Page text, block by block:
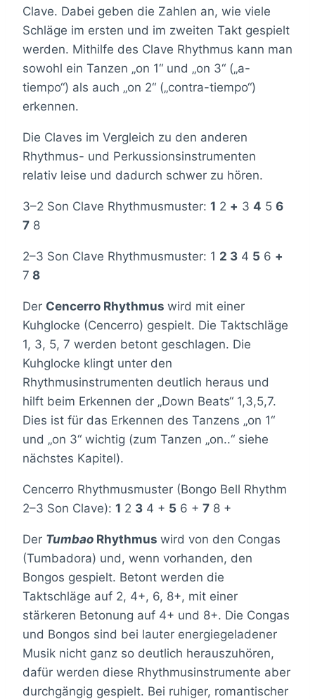
Clave. Dabei geben die Zahlen an, wie viele
Schläge im ersten und im zweiten Takt gespielt
werden. Mithilfe des Clave Rhythmus kann man
sowohl ein Tanzen „on 1“ und „on 3“ („a-
tiempo“) als auch „on 2“ („contra-tiempo“)
erkennen.
Die Claves im Vergleich zu den anderen
Rhythmus- und Perkussionsinstrumenten
relativ leise und dadurch schwer zu hören.
3–2 Son Clave Rhythmusmuster: 1 2 + 3 4 5 6
7 8
2–3 Son Clave Rhythmusmuster: 1 2 3 4 5 6 +
7 8
Der Cencerro Rhythmus wird mit einer
Kuhglocke (Cencerro) gespielt. Die Taktschläge
1, 3, 5, 7 werden betont geschlagen. Die
Kuhglocke klingt unter den
Rhythmusinstrumenten deutlich heraus und
hilft beim Erkennen der „Down Beats“ 1,3,5,7.
Dies ist für das Erkennen des Tanzens „on 1“
und „on 3“ wichtig (zum Tanzen „on..“ siehe
nächstes Kapitel).
Cencerro Rhythmusmuster (Bongo Bell Rhythm
2–3 Son Clave): 1 2 3 4 + 5 6 + 7 8 +
Der Tumbao Rhythmus wird von den Congas
(Tumbadora) und, wenn vorhanden, den
Bongos gespielt. Betont werden die
Taktschläge auf 2, 4+, 6, 8+, mit einer
stärkeren Betonung auf 4+ und 8+. Die Congas
und Bongos sind bei lauter energiegeladener
Musik nicht ganz so deutlich herauszuhören,
dafür werden diese Rhythmusinstrumente aber
durchgängig gespielt. Bei ruhiger, romantischer